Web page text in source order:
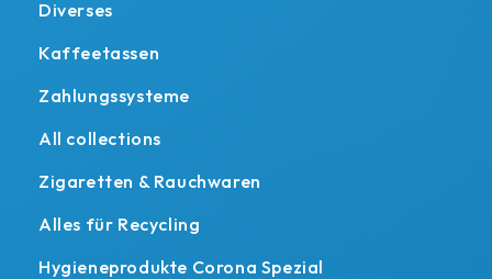
Diverses
Kaffeetassen
Zahlungssysteme
All collections
Zigaretten & Rauchwaren
Alles für Recycling
Hygieneprodukte Corona Spezial